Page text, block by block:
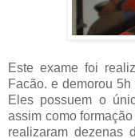
Este exame foi
Facão. e demorou
Eles possuem o
assim como
realizaram dezenas